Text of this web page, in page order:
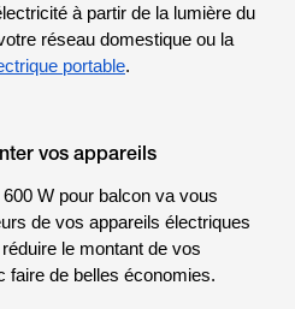
à partir de la lumière du
réseau domestique ou la
portable.
vos appareils
W pour balcon va vous
de vos appareils électriques
le montant de vos
faire de belles économies.